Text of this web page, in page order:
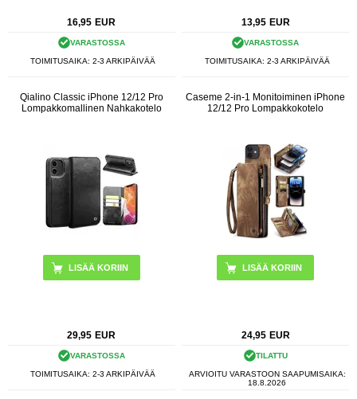
16,95 EUR
VARASTOSSA
TOIMITUSAIKA: 2-3 ARKIPÄIVÄÄ
13,95 EUR
VARASTOSSA
TOIMITUSAIKA: 2-3 ARKIPÄIVÄÄ
Qialino Classic iPhone 12/12 Pro
Lompakkomallinen Nahkakotelo
LISÄÄ KORIIN
29,95 EUR
VARASTOSSA
TOIMITUSAIKA: 2-3 ARKIPÄIVÄÄ
Caseme 2-in-1 Monitoiminen iPhone
12/12 Pro Lompakkokotelo
LISÄÄ KORIIN
24,95 EUR
TILATTU
ARVIOITU VARASTOON SAAPUMISAIKA:
18.8.2026